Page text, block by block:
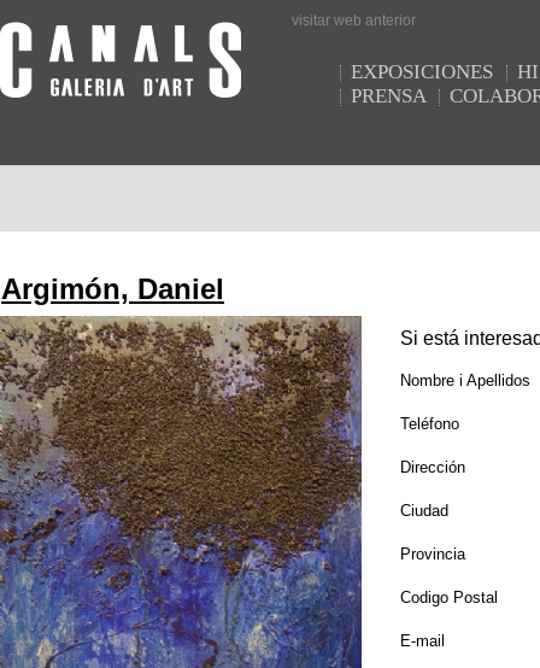
visitar web anterior
EXPOSICIONES
PRENSA
Argimón, Daniel
Si está
Nombre i Apellidos
Teléfono
Dirección
Ciudad
Provincia
Codigo Postal
E-mail